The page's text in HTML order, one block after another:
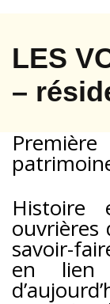
LES
–
Histoire
ouvrières
savoir-
en lien